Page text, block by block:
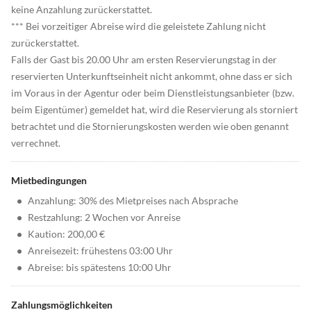
keine Anzahlung zurückerstattet.
*** Bei vorzeitiger Abreise wird die geleistete Zahlung nicht
zurückerstattet.
Falls der Gast bis 20.00 Uhr am ersten Reservierungstag in der
reservierten Unterkunftseinheit nicht ankommt, ohne dass er sich
im Voraus in der Agentur oder beim Dienstleistungsanbieter (bzw.
beim Eigentümer) gemeldet hat, wird die Reservierung als storniert
betrachtet und die Stornierungskosten werden wie oben genannt
verrechnet.
Mietbedingungen
• Anzahlung: 30% des Mietpreises nach Absprache
• Restzahlung: 2 Wochen vor Anreise
• Kaution: 200,00 €
• Anreisezeit: frühestens 03:00 Uhr
• Abreise: bis spätestens 10:00 Uhr
Zahlungsmöglichkeiten